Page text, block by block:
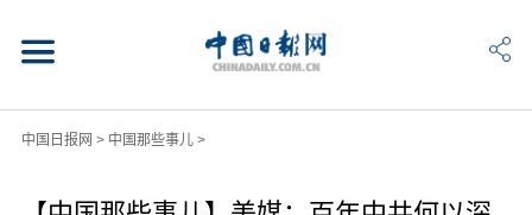
中国日报网 > 中国那些事儿>